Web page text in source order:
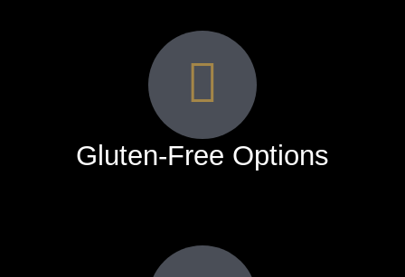
Gluten-Free Options